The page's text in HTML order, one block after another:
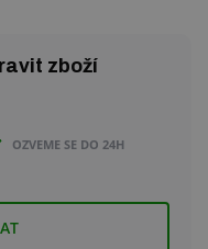
zboží
OZVEME SE DO 24H